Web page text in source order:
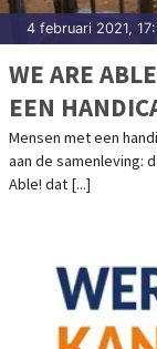
4 februari 2021,
WE ARE
EEN
Mensen met een
aan de samenleving:
Able! dat [...]